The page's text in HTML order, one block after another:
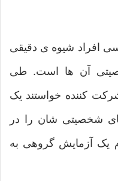
افراد شیوه ی دقیقی
آن ها است. طی
کننده خواستند یک
شخصیتی شان را در
یک آزمایش گروهی به